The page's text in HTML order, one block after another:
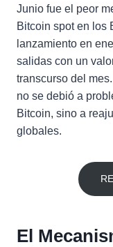
Junio fue el peor
Bitcoin spot en los
lanzamiento en
salidas con un
transcurso del
no se debió a
Bitcoin, sino a
globales.
El